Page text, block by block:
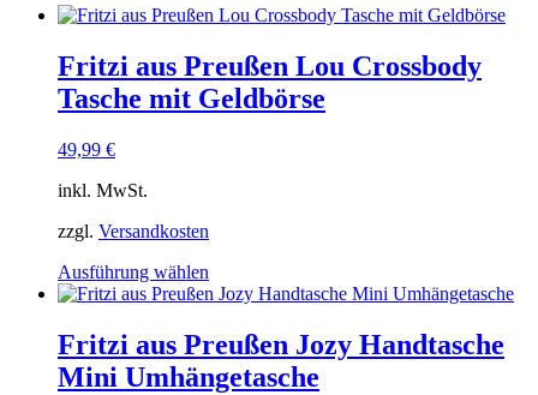
Fritzi aus Preußen Lou Crossbody
Tasche mit Geldbörse
49,99 €
inkl. MwSt.
zzgl. Versandkosten
Ausführung wählen
Produkt
mehrere
Varianten
auf.
Fritzi aus Preußen Jozy Handtasche
Mini Umhängetasche